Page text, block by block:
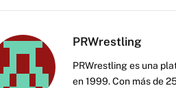
PRWrestling
PRWrestling es una
en 1999. Con más de